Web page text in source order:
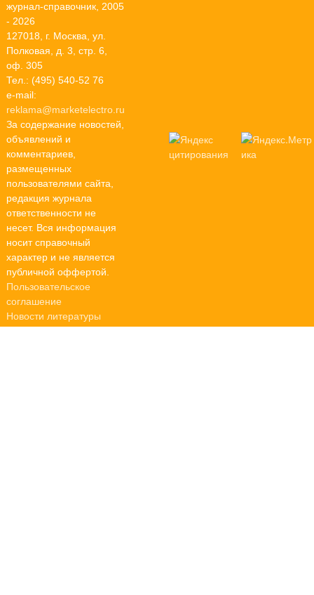
журнал-справочник, 2005
- 2026
127018, г. Москва, ул.
Полковая, д. 3, стр. 6,
оф. 305
Тел.: (495) 540-52 76
e-mail:
reklama@marketelectro.ru
За содержание новостей,
объявлений и
комментариев,
размещенных
пользователями сайта,
редакция журнала
ответственности не
несет. Вся информация
носит справочный
характер и не является
публичной оффертой.
Пользовательское
соглашение
Новости литературы